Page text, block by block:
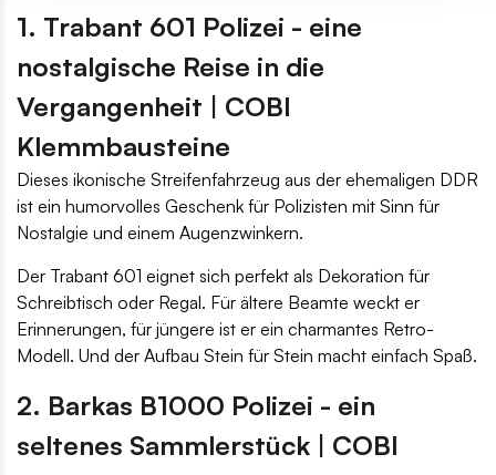
1. Trabant 601 Polizei - eine
nostalgische Reise in die
Vergangenheit | COBI
Klemmbausteine
Dieses ikonische Streifenfahrzeug aus der ehemaligen DDR
ist ein humorvolles Geschenk für Polizisten mit Sinn für
Nostalgie und einem Augenzwinkern.
Der Trabant 601 eignet sich perfekt als Dekoration für
Schreibtisch oder Regal. Für ältere Beamte weckt er
Erinnerungen, für jüngere ist er ein charmantes Retro-
Modell. Und der Aufbau Stein für Stein macht einfach Spaß.
2. Barkas B1000 Polizei - ein
seltenes Sammlerstück | COBI